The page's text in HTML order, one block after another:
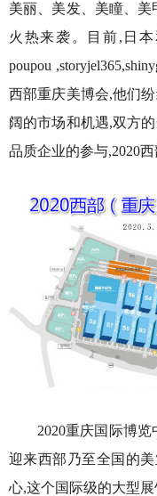
美丽、美发、美瞳、
火热来袭。目前,日
poupou
西部重庆美博会,他们
阔的市场和机遇,双方
品质企业的参与,2020
2020重庆国际博
迎来西部乃至全国的
心,这个国际级的大型